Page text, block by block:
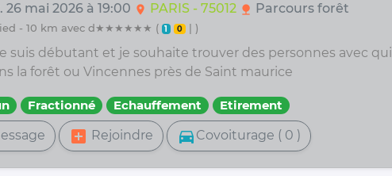
26 mai 2026 à 19:00 location_on PARIS - 75012 nature Parcours forêt
- 10 km avec d★★★★★★ ( 1 0 | )
suis débutant et je souhaite trouver des personnes avec qui
la forêt ou Vincennes près de Saint maurice
Fractionné Echauffement Etirement
add_box Rejoindre directions_car Covoiturage ( 0 )